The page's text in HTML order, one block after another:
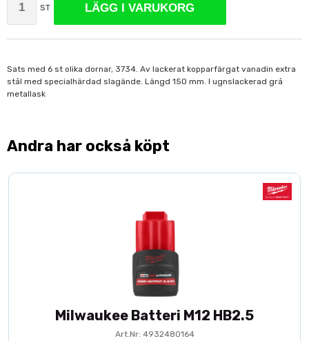
ST LÄGG I VARUKORG
Sats med 6 st olika dornar, 3734. Av lackerat kopparfärgat vanadin extra
stål med specialhärdad slagände. Längd 150 mm. I ugnslackerad grå
metallask
Andra har också köpt
Milwaukee Batteri M12 HB2.5
Art.Nr: 4932480164